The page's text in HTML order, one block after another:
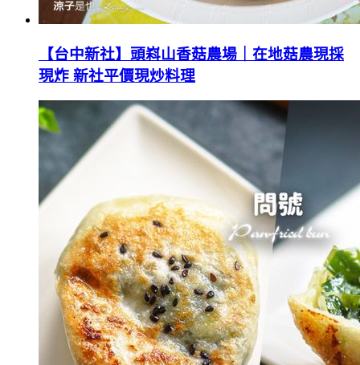
【台中新社】頭嵙山香菇農場｜在地菇農現採
現炸 新社平價現炒料理